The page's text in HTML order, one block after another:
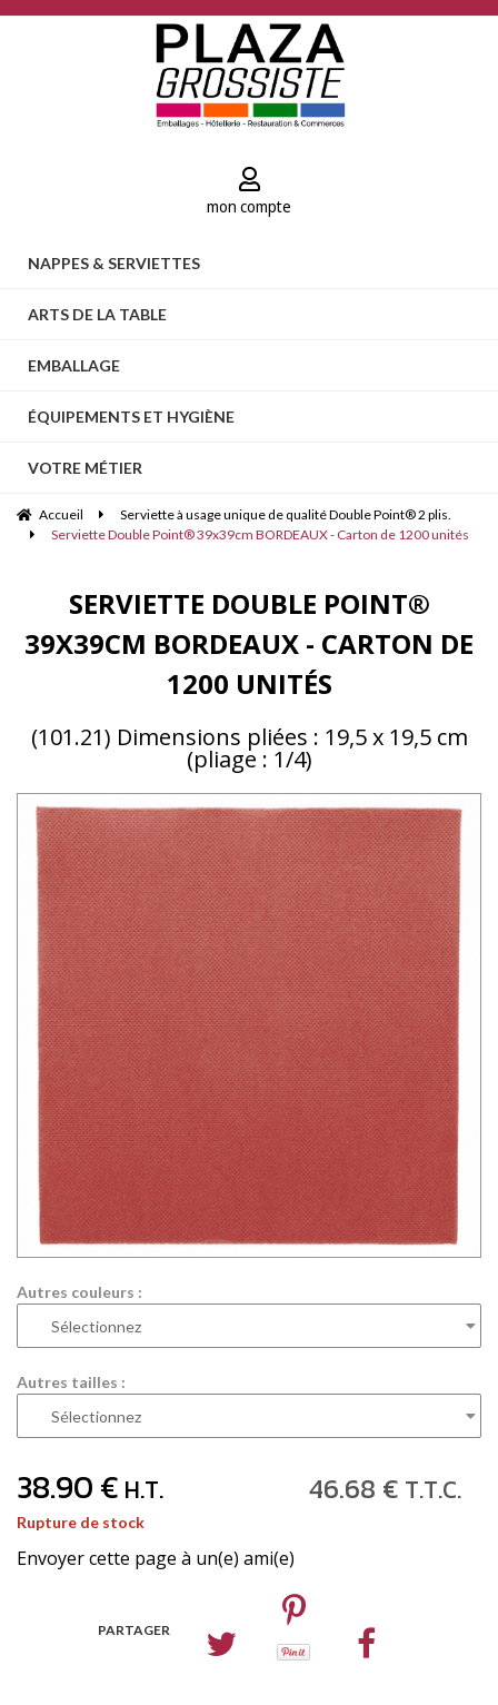
mon compte
NAPPES & SERVIETTES
ARTS DE LA TABLE
EMBALLAGE
ÉQUIPEMENTS ET HYGIÈNE
VOTRE MÉTIER
Accueil
Serviette à usage unique de qualité Double Point® 2 plis.
Serviette Double Point® 39x39cm BORDEAUX - Carton de 1200 unités
SERVIETTE DOUBLE POINT®
39X39CM BORDEAUX - CARTON DE
1200 UNITÉS
(101.21) Dimensions pliées : 19,5 x 19,5 cm
(pliage : 1/4)
Autres couleurs :
Autres tailles :
38.90€ H.T. 46.68 € T.T.C.
Rupture de stock
Envoyer cette page à un(e) ami(e)
PARTAGER